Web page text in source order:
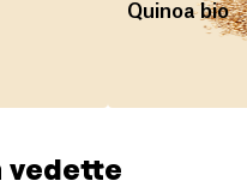
Quinoa bio
vedette